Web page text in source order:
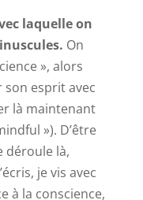
laquelle on
On
», alors
son esprit avec
là maintenant
»). D’être
déroule là,
je vis avec
à la conscience,